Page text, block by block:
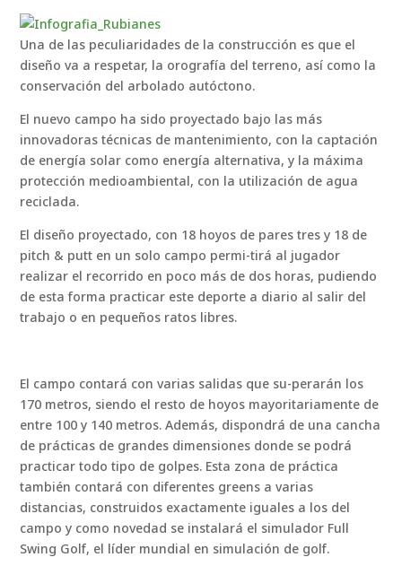
Una de las peculiaridades de la construcción es que el
diseño va a respetar, la orografía del terreno, así como la
conservación del arbolado autóctono.
El nuevo campo ha sido proyectado bajo las más
innovadoras técnicas de mantenimiento, con la captación
de energía solar como energía alternativa, y la máxima
protección medioambiental, con la utilización de agua
reciclada.
El diseño proyectado, con 18 hoyos de pares tres y 18 de
pitch & putt en un solo campo permi-tirá al jugador
realizar el recorrido en poco más de dos horas, pudiendo
de esta forma practicar este deporte a diario al salir del
trabajo o en pequeños ratos libres.
El campo contará con varias salidas que su-perarán los
170 metros, siendo el resto de hoyos mayoritariamente de
entre 100 y 140 metros. Además, dispondrá de una cancha
de prácticas de grandes dimensiones donde se podrá
practicar todo tipo de golpes. Esta zona de práctica
también contará con diferentes greens a varias
distancias, construidos exactamente iguales a los del
campo y como novedad se instalará el simulador Full
Swing Golf, el líder mundial en simulación de golf.